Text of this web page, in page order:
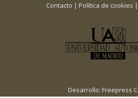
Contacto |Política de cookies
Desarrollo:Freepress